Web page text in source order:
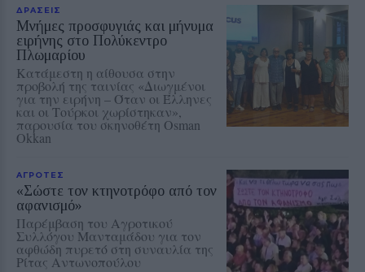
ΔΡΑΣΕΙΣ
Μνήμες προσφυγιάς και μήνυμα
ειρήνης στο Πολύκεντρο
Πλωμαρίου
Κατάμεστη η αίθουσα στην
προβολή της ταινίας «Διωγμένοι
για την ειρήνη – Όταν οι Έλληνες
και οι Τούρκοι χωρίστηκαν»,
παρουσία του σκηνοθέτη Osman
Okkan
ΑΓΡΟΤΕΣ
«Σώστε τον κτηνοτρόφο από τον
αφανισμό»
Παρέμβαση του Αγροτικού
Συλλόγου Μανταμάδου για τον
αφθώδη πυρετό στη συναυλία της
Ρίτας Αντωνοπούλου